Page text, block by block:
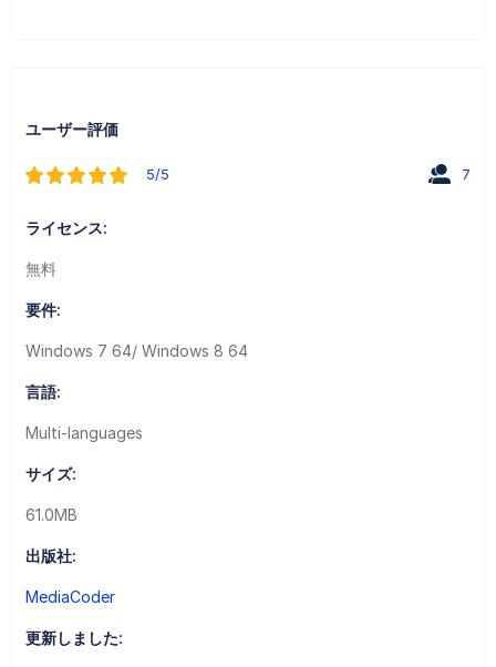
ユーザー評価
5/5 7
ライセンス:
無料
要件:
Windows 7 64/ Windows 8 64
言語:
Multi-languages
サイズ:
61.0MB
出版社:
MediaCoder
更新しました: